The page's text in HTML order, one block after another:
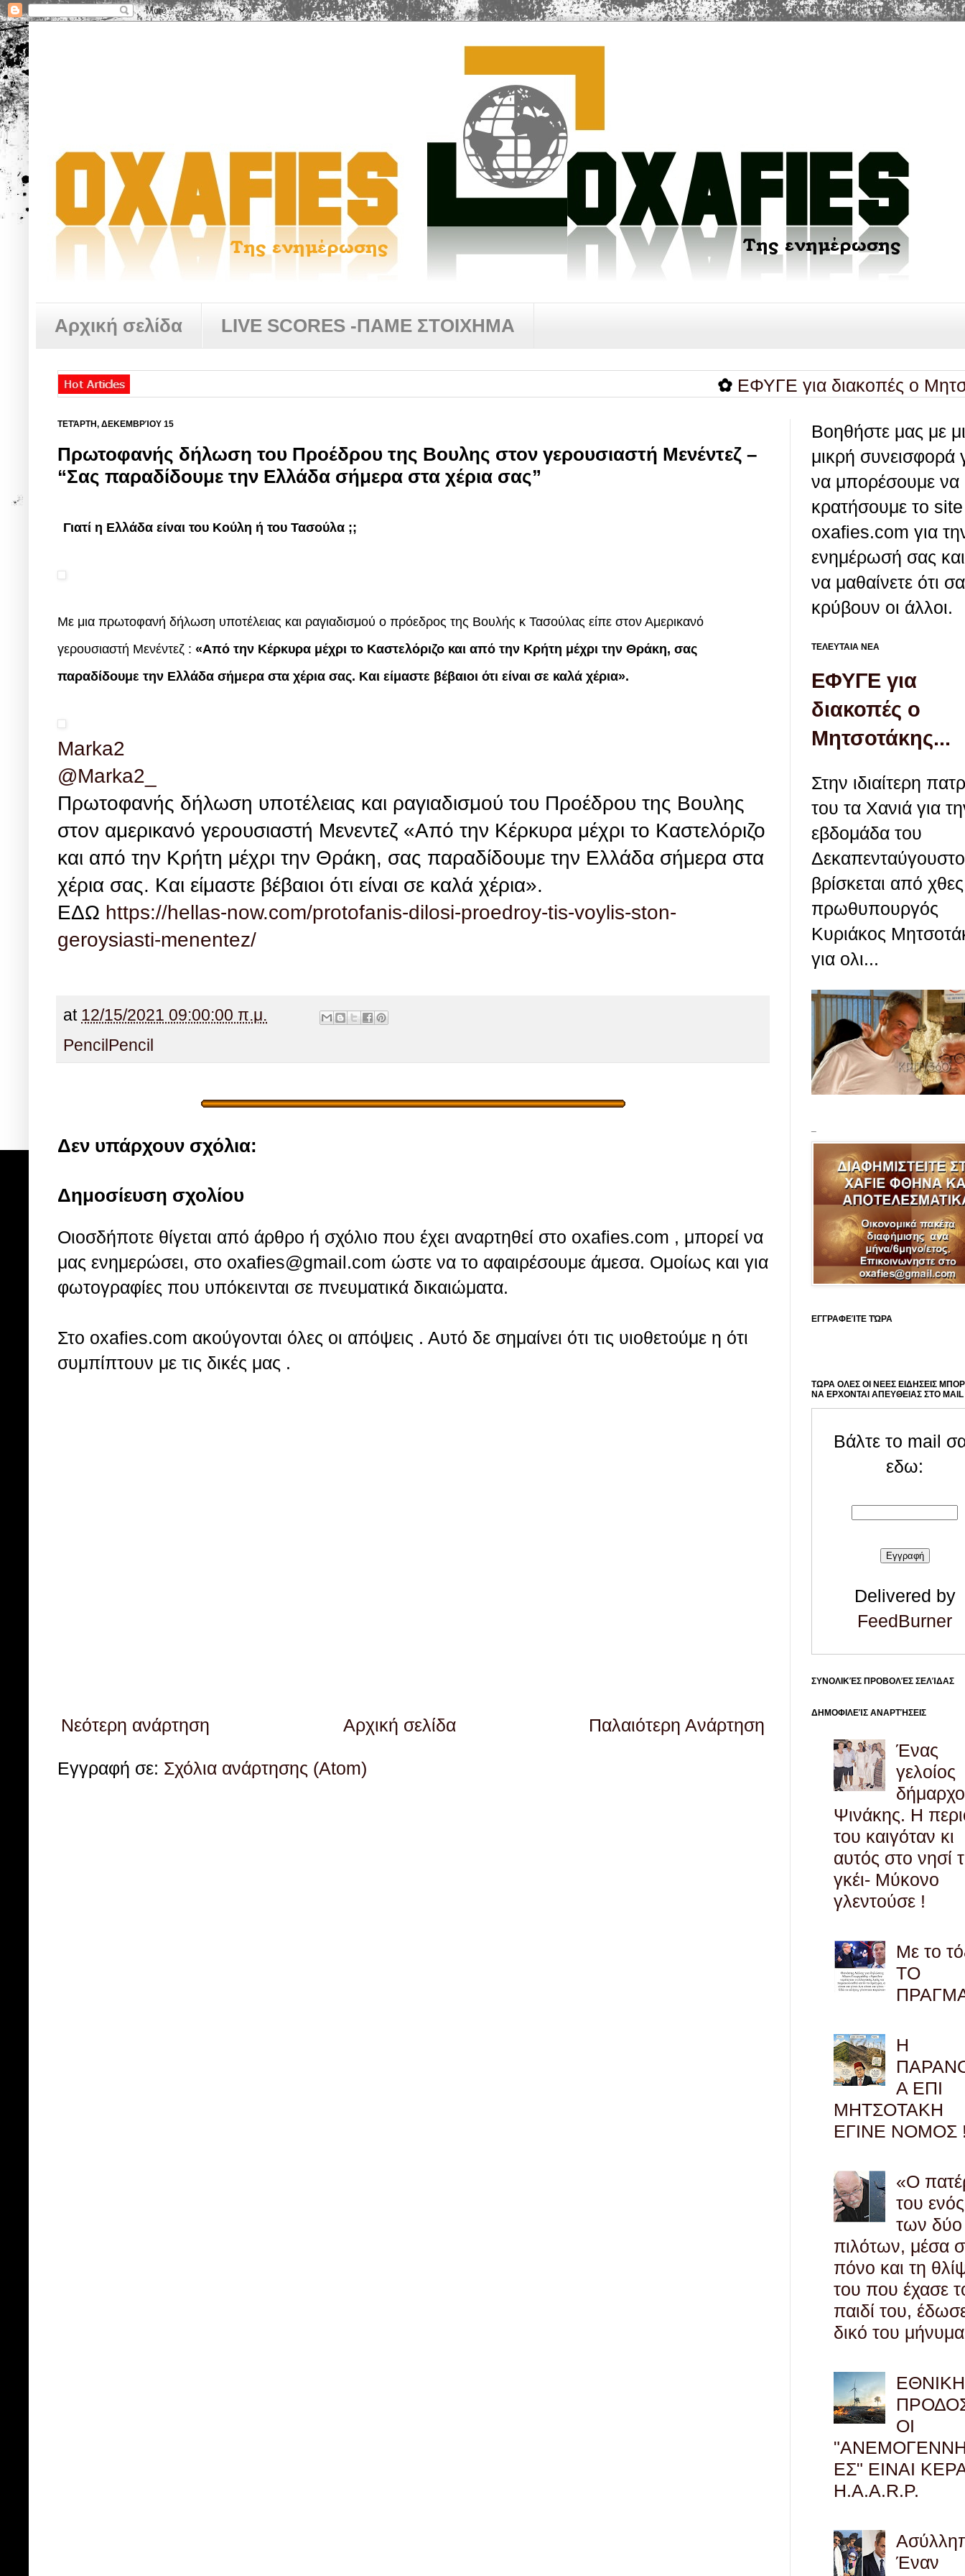
Αρχική σελίδα LIVE SCORES -ΠΑΜΕ ΣΤΟΙΧΗΜΑ
ΕΦΥΓΕ για διακοπές ο
ΤΕΤΆΡΤΗ, ΔΕΚΕΜΒΡΊΟΥ 15
Πρωτοφανής δήλωση του Προέδρου της Βουλης στον γερουσιαστή Μενέντεζ –
“Σας παραδίδουμε την Ελλάδα σήμερα στα χέρια σας”
Γιατί η Ελλάδα είναι του Κούλη ή του Τασούλα ;;
Με μια πρωτοφανή δήλωση υποτέλειας και ραγιαδισμού ο πρόεδρος της Βουλής κ Τασούλας είπε στον Αμερικανό
γερουσιαστή Μενέντεζ : «Από την Κέρκυρα μέχρι το Καστελόριζο και από την Κρήτη μέχρι την Θράκη, σας
παραδίδουμε την Ελλάδα σήμερα στα χέρια σας. Και είμαστε βέβαιοι ότι είναι σε καλά χέρια».
Marka2
@Marka2_
Πρωτοφανής δήλωση υποτέλειας και ραγιαδισμού του Προέδρου της Βουλης
στον αμερικανό γερουσιαστή Μενεντεζ «Από την Κέρκυρα μέχρι το Καστελόριζο
και από την Κρήτη μέχρι την Θράκη, σας παραδίδουμε την Ελλάδα σήμερα στα
χέρια σας. Και είμαστε βέβαιοι ότι είναι σε καλά χέρια».
ΕΔΩ https://hellas-now.com/protofanis-dilosi-proedroy-tis-voylis-ston-
geroysiasti-menentez/
at 12/15/2021 09:00:00 π.μ.
Pencil Pencil
Δεν υπάρχουν σχόλια:
Δημοσίευση σχολίου
Οιοσδήποτε θίγεται από άρθρο ή σχόλιο που έχει αναρτηθεί στο oxafies.com , μπορεί να
μας ενημερώσει, στο oxafies@gmail.com ώστε να το αφαιρέσουμε άμεσα. Ομοίως και για
φωτογραφίες που υπόκεινται σε πνευματικά δικαιώματα.
Στo oxafies.com ακούγονται όλες οι απόψεις . Αυτό δε σημαίνει ότι τις υιοθετούμε η ότι
συμπίπτουν με τις δικές μας .
Νεότερη ανάρτηση Παλαιότερη Ανάρτηση
Αρχική σελίδα
Εγγραφή σε: Σχόλια ανάρτησης (Atom)
Βοηθήστε μας με
μικρή συνεισφορά
να μπορέσουμε να
κρατήσουμε το site
oxafies.com για
ενημέρωσή σας
να μαθαίνετε ότι
κρύβουν οι άλλοι.
ΤΕΛΕΥΤΑΙΑ ΝΕΑ
ΕΦΥΓΕ για
διακοπές ο
Μητσοτάκης...
Στην ιδιαίτερη
του τα Χανιά για
εβδομάδα του
βρίσκεται από
πρωθυπουργός
Κυριάκος
για ολι...
ΕΓΓΡΑΦΕΊΤΕ ΤΏΡΑ
ΤΩΡΑ ΟΛΕΣ ΟΙ ΝΕΕΣ ΕΙΔΗΣΕΙΣ
ΝΑ ΕΡΧΟΝΤΑΙ ΑΠΕΥΘΕΙΑΣ ΣΤΟ
Βάλτε το mail
εδω:
Delivered by
FeedBurner
ΣΥΝΟΛΙΚΈΣ ΠΡΟΒΟΛΈΣ ΣΕΛΊΔΑΣ
ΔΗΜΟΦΙΛΕΊΣ ΑΝΑΡΤΉΣΕΙΣ
Ένας
γελοίος
Ψινάκης. Η
του καιγόταν κι
αυτός στο νησί
γκέι- Μύκονο
γλεντούσε !
Με το
ΤΟ
Η
Α ΕΠΙ
ΜΗΤΣΟΤΑΚΗ
ΕΓΙΝΕ ΝΟΜΟΣ
«Ο
του
των δύο
πιλότων, μέσα
πόνο και τη
του που έχασε
παιδί του,
δικό του μήνυμα
ΕΘΝΙΚΗ
ΟΙ
ΕΣ" ΕΙΝΑΙ
H.A.A.R.P.
Έναν